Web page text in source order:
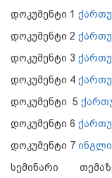
დოკუმენტი 1
დოკუმენტი 2
დოკუმენტი 3
დოკუმენტი 4
დოკუმენტი 5
დოკუმენტი 6
დოკუმენტი 7
სემინარი